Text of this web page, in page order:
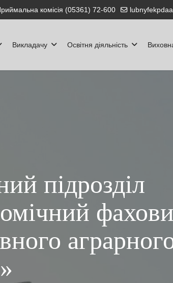
комісія (05361) 72-600
Викладачу Освітня діяльність
підрозділ